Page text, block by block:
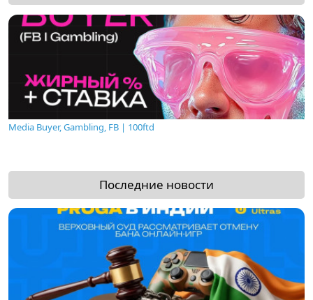
Media Buyer, Gambling, FB | 100ftd
Последние новости